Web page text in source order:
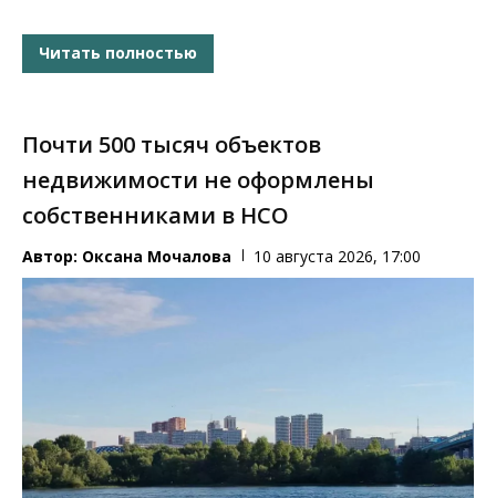
Читать полностью
Почти 500 тысяч объектов
недвижимости не оформлены
собственниками в НСО
Автор: Оксана Мочалова 10 августа 2026, 17:00